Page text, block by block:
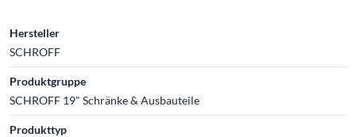
Hersteller
SCHROFF
Produktgruppe
SCHROFF 19" Schränke & Ausbauteile
Produkttyp